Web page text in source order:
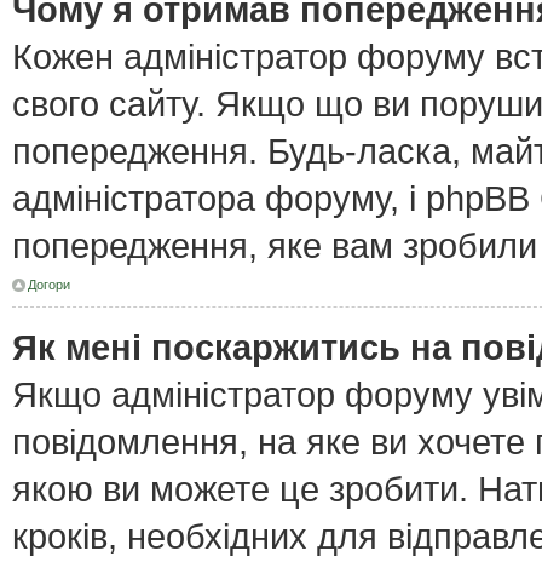
Чому я отримав
Кожен адміністратор форуму
свого сайту. Якщо що ви
попередження. Будь-ласка,
адміністратора форуму, і
попередження, яке вам
Догори
Як мені поскаржитись на
Якщо адміністратор форуму
повідомлення, на яке ви хочете
якою ви можете це зробити.
кроків, необхідних для